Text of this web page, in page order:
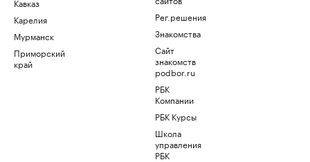
Карелия
Мурманск
Приморский
край
Рег.решения
Знакомства
Сайт
знакомств
podbor.ru
РБК
Компании
РБК Курсы
Школа
управления
РБК